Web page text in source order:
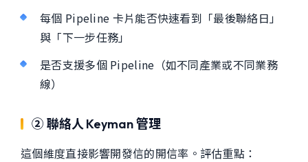
每個 Pipeline 卡片能否快速看到「最後聯絡日」
與「下一步任務」
是否支援多個 Pipeline（如不同產業或不同業務
線）
② 聯絡人 Keyman 管理
這個維度直接影響開發信的開信率。評估重點：